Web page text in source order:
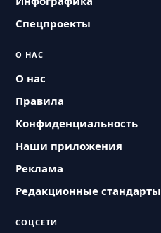
Спецпроекты
О НАС
О нас
Правила
Конфиденциальность
Наши приложения
Реклама
Редакционные стандарты
СОЦСЕТИ